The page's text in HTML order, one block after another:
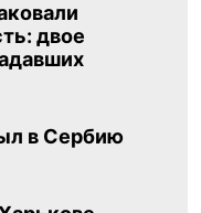
двое
в Сербию